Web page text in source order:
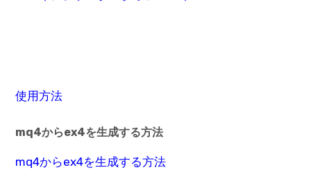
使用方法
mq4からex4を生成する方法
mq4からex4を生成する方法